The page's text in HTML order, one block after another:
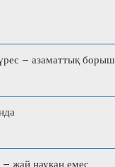
– азаматтық борыш